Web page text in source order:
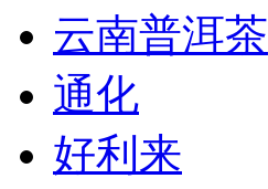
云南普洱茶
通化
好利来